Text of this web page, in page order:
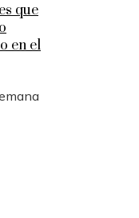
que
en el